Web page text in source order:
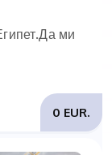
ми
0 EUR.